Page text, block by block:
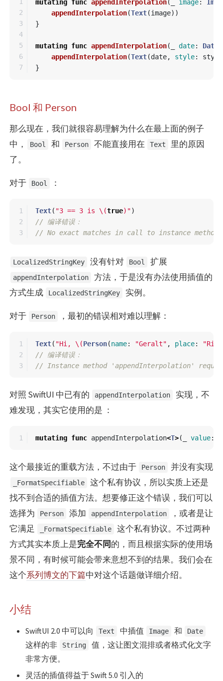
1
2
3
4
5
6
mutating func appendInterpolation( image:
appendInterpolation(Text(image))
}
mutating func appendInterpolation( date: Date
appendInterpolation(Text(date, style: style
}
Bool 和 Person
那么现在，我们就很容易理解为什么在最上面的例子
中，
Bool 和 Person 不能直接用在 Text
里的原因
了。
对于 Bool ：
1
2
Text( "3 == 3 is \(true) ")
// 编译错误：
// No exact matches in call to instance
LocalizedStringKey 没有针对 Bool 扩展
appendInterpolation
方法，于是没有办法使用插值的
方式生成
LocalizedStringKey 实例。
对于 Person ，最初的错误相对难以理解：
1
2
Text( "Hi, \(Person(name: "Geralt" , place:
// 编译错误：
// Instance method 'appendInterpolation'
对照 SwiftUI 中已有的 appendInterpolation
实现，不
难发现，其实它使用的是 ：
mutating func appendInterpolation<T>( value:
这个最接近的重载方法，不过由于 Person 并没有实现
_FormatSpecifiable
这个私有协议，所以实质上还是
找不到合适的插值方法。想要修正这个错误，我们可以
选择为
Person 添加 appendInterpolation
，或者是让
它满足
_FormatSpecifiable
这个私有协议。不过两种
方式其实本质上是完全不同的，而且根据实际的使用场
景不同，有时候可能会带来意想不到的结果。我们会在
这个系列博文的下篇中对这个话题做详细介绍。
小结
SwiftUI 2.0 中可以向 Text 中插值 Image 和 Date
这样的非 String
值，这让图文混排或者格式化文字
非常方便。
灵活的插值得益于 Swift 5.0 引入的